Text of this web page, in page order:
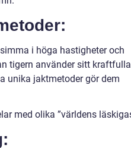
i höga hastigheter och
tigern använder sitt
unika jaktmetoder gör dem
med olika ”världens